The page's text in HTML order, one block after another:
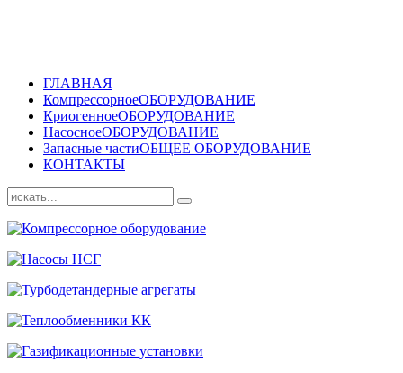
ГЛАВНАЯ
КомпрессорноеОБОРУДОВАНИЕ
КриогенноеОБОРУДОВАНИЕ
НасосноеОБОРУДОВАНИЕ
Запасные частиОБЩЕЕ ОБОРУДОВАНИЕ
КОНТАКТЫ